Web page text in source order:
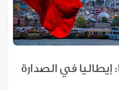
إيطاليا في الصدارة